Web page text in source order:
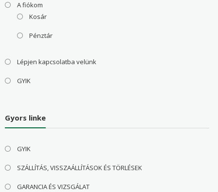
A fiókom
Kosár
Pénztár
Lépjen kapcsolatba velünk
GYIK
Gyors linke
GYIK
SZÁLLÍTÁS, VISSZAÁLLÍTÁSOK ÉS TÖRLÉSEK
GARANCIA ÉS VIZSGÁLAT